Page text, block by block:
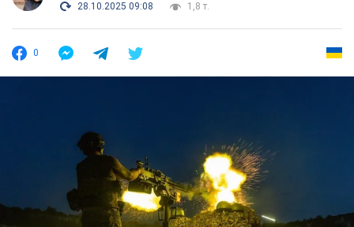
28.10.2025 09:08
1,8 т.
0